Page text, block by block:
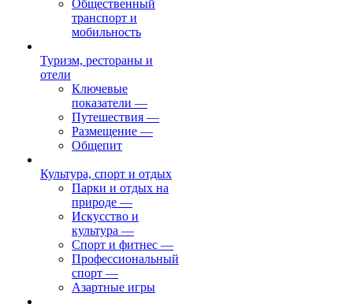
Общественный
транспорт и
мобильность
Туризм, рестораны и
отели
Ключевые
показатели —
Путешествия —
Размещение —
Общепит
Культура, спорт и отдых
Парки и отдых на
природе —
Искусство и
культура —
Спорт и фитнес —
Профессиональный
спорт —
Азартные игры